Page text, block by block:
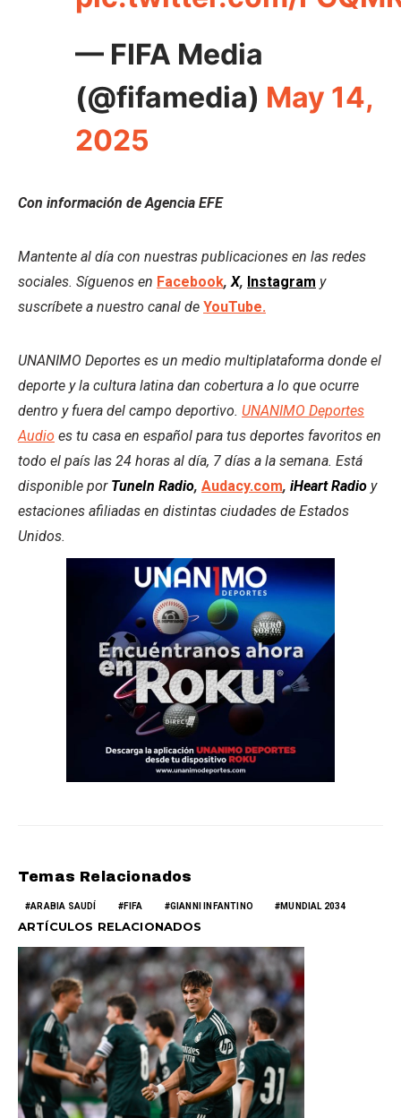
— FIFA Media
(@fifamedia) May 14,
2025
Con información de Agencia EFE
Mantente al día con nuestras publicaciones en las redes
sociales. Síguenos en Facebook,X, Instagram y
suscríbete a nuestro canal de YouTube.
UNANIMO Deportes es un medio multiplataforma donde el
deporte y la cultura latina dan cobertura a lo que ocurre
dentro y fuera del campo deportivo. UNANIMO Deportes
Audio es tu casa en español para tus deportes favoritos en
todo el país las 24 horas al día, 7 días a la semana. Está
disponible por TuneIn Radio, Audacy.com, iHeart Radio y
estaciones afiliadas en distintas ciudades de Estados
Unidos.
Temas Relacionados
ARABIA SAUDÍ FIFA GIANNI INFANTINO MUNDIAL 2034
ARTÍCULOS RELACIONADOS